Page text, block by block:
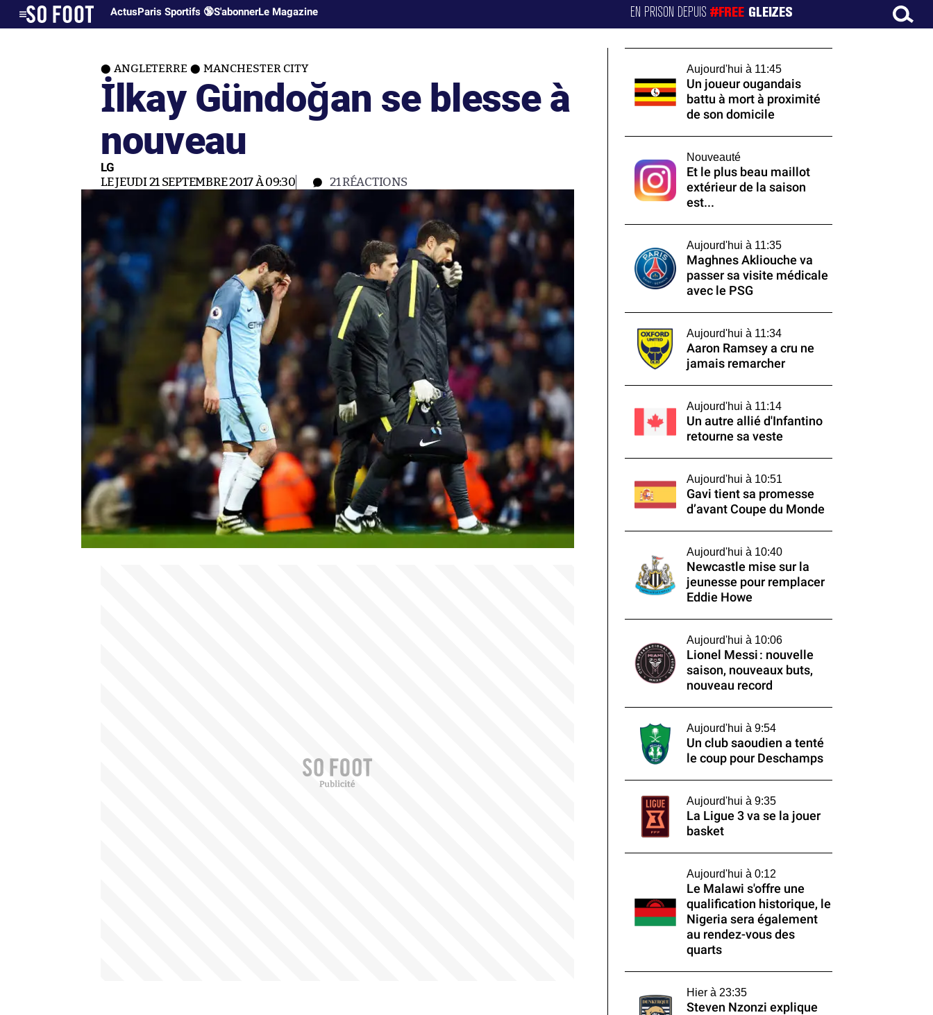
ActusParis Sportifs 🔞S'abonnerLe Magazine EN PRISON DEPUIS#FREE GLEIZES
ANGLETERRE MANCHESTER CITY
İlkay Gündoğan se blesse à
nouveau
LG
LE JEUDI 21 SEPTEMBRE 2017 À 09:30 21RÉACTIONS
Aujourd'hui à 11:45
Un joueur ougandais
battu à mort à proximité
de son domicile
Nouveauté
Et le plus beau maillot
extérieur de la saison
est...
Aujourd'hui à 11:35
Maghnes Akliouche va
passer sa visite médicale
avec le PSG
Aujourd'hui à 11:34
Aaron Ramsey a cru ne
jamais remarcher
Aujourd'hui à 11:14
Un autre allié d'Infantino
retourne sa veste
Aujourd'hui à 10:51
Gavi tient sa promesse
d’avant Coupe du Monde
Aujourd'hui à 10:40
Newcastle mise sur la
jeunesse pour remplacer
Eddie Howe
Aujourd'hui à 10:06
Lionel Messi : nouvelle
saison, nouveaux buts,
nouveau record
Aujourd'hui à 9:54
Un club saoudien a tenté
le coup pour Deschamps
Aujourd'hui à 9:35
La Ligue 3 va se la jouer
basket
Aujourd'hui à 0:12
Le Malawi s'offre une
qualification historique, le
Nigeria sera également
au rendez-vous des
quarts
Hier à 23:35
Steven Nzonzi explique